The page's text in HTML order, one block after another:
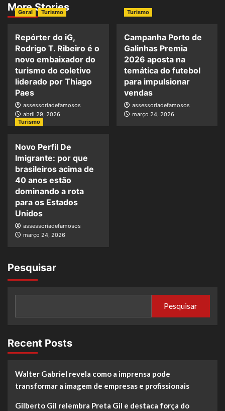
More Stories
Geral Turismo
Repórter do iG,
Rodrigo T. Ribeiro é o
novo embaixador do
turismo do coletivo
liderado por Thiago
Paes
assessoriadefamosos
abril 29, 2026
Turismo
Campanha Porto de
Galinhas Premia
2026 aposta na
temática do futebol
para impulsionar
vendas
assessoriadefamosos
março 24, 2026
Turismo
Novo Perfil De
Imigrante: por que
brasileiros acima de
40 anos estão
dominando a rota
para os Estados
Unidos
assessoriadefamosos
março 24, 2026
Pesquisar
Pesquisar
Recent Posts
Walter Gabriel revela como a imprensa pode
transformar a imagem de empresas e profissionais
Gilberto Gil relembra Preta Gil e destaca força do